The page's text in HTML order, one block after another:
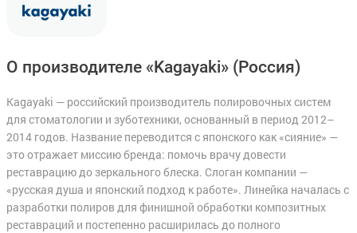
О производителе «Kagayaki» (Россия)
Kagayaki — российский производитель полировочных систем
для стоматологии и зуботехники, основанный в период 2012–
2014 годов. Название переводится с японского как «сияние» —
это отражает миссию бренда: помочь врачу довести
реставрацию до зеркального блеска. Слоган компании —
«русская душа и японский подход к работе». Линейка началась с
разработки полиров для финишной обработки композитных
реставраций и постепенно расширилась до полного